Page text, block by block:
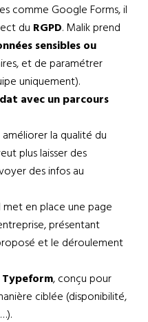
comme Google Forms, il
du RGPD. Malik prend
sensibles ou
et de paramétrer
uniquement).
avec un parcours
la qualité du
plus laisser des
des infos au
met en place une page
présentant
et le déroulement
Typeform, conçu pour
ciblée (disponibilité,